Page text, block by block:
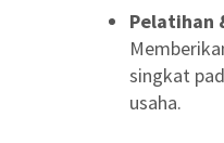
Pelatihan
singkat
usaha.